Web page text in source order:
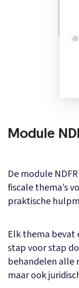
Module
De module
fiscale thema’s
praktische
Elk thema bevat
stap voor stap
behandelen alle
maar ook